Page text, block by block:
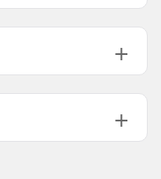
Longneck St Grips:
Ατσάλι,